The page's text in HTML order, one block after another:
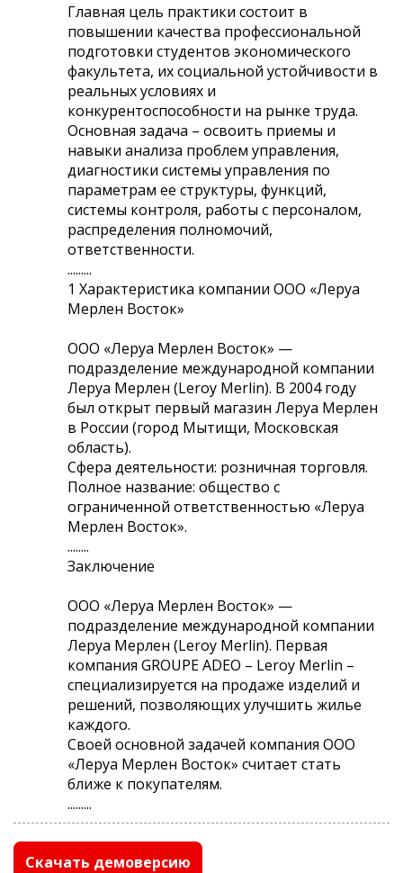
Главная цель практики состоит в
повышении качества профессиональной
подготовки студентов экономического
факультета, их социальной устойчивости в
реальных условиях и
конкурентоспособности на рынке труда.
Основная задача – освоить приемы и
навыки анализа проблем управления,
диагностики системы управления по
параметрам ее структуры, функций,
системы контроля, работы с персоналом,
распределения полномочий,
ответственности.
.........
1 Характеристика компании ООО «Леруа
Мерлен Восток»
ООО «Леруа Мерлен Восток» —
подразделение международной компании
Леруа Мерлен (Leroy Merlin). В 2004 году
был открыт первый магазин Леруа Мерлен
в России (город Мытищи, Московская
область).
Сфера деятельности: розничная торговля.
Полное название: общество с
ограниченной ответственностью «Леруа
Мерлен Восток».
........
Заключение
ООО «Леруа Мерлен Восток» —
подразделение международной компании
Леруа Мерлен (Leroy Merlin). Первая
компания GROUPE ADEO – Leroy Merlin –
специализируется на продаже изделий и
решений, позволяющих улучшить жилье
каждого.
Своей основной задачей компания ООО
«Леруа Мерлен Восток» считает стать
ближе к покупателям.
.........
Скачать демоверсию